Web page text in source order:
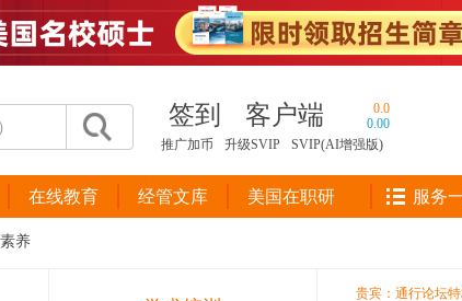
签到 客户端
0.0
0.00
推广加币
升级SVIP SVIP(AI增强版)
在线教育 经管文库 美国在职研 服务
养
贵宾：通行论坛